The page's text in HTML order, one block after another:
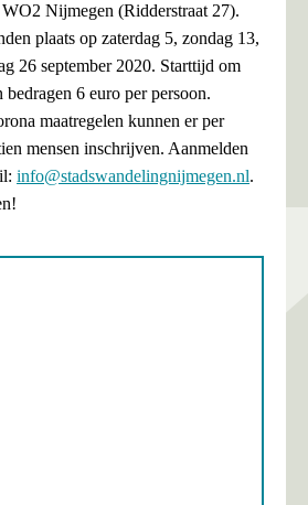
Nijmegen (Ridderstraat 27).
plaats op zaterdag 5, zondag 13,
26 september 2020. Starttijd om
6 euro per persoon.
maatregelen kunnen er per
mensen inschrijven. Aanmelden
info@stadswandelingnijmegen.nl.